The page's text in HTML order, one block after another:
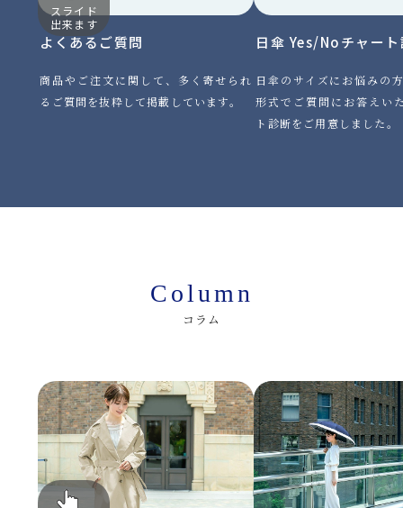
よくあるご質問
商品やご注文に関して、多く寄せられ
るご質問を抜粋して掲載しています。
日傘 Yes/Noチャー
日傘のサイズにお悩みの
形式でご質問にお答えい
ト診断をご用意しました。
スライド
出来ます
Column
コラム